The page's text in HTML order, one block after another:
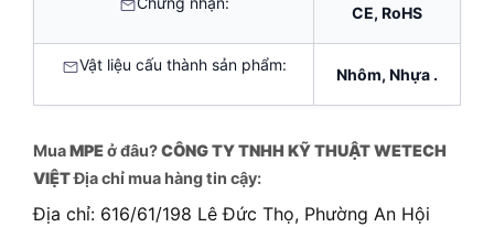
CE, RoHS
Vật liệu cấu thành sản phẩm:
Nhôm, Nhựa .
MuaMPEở đâu?CÔNG TY TNHH KỸ THUẬT WETECH
VIỆTĐịa chỉ mua hàng tin cậy:
Địa chỉ: 616/61/198 Lê Đức Thọ, Phường An Hội